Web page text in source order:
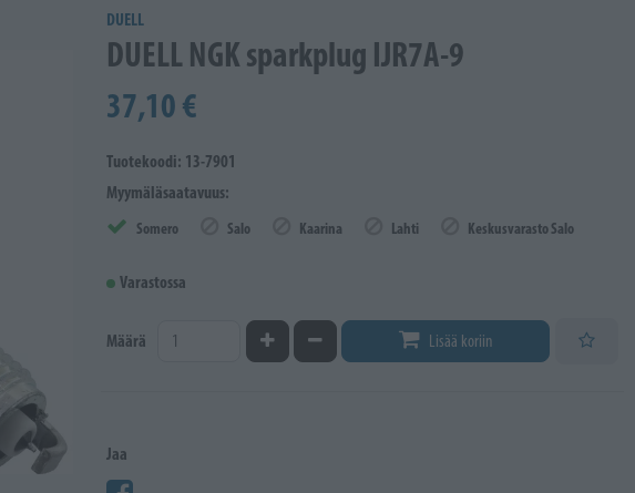
DUELL
DUELL NGK sparkplug IJR7A-9
37,10 €
Tuotekoodi: 13-7901
Myymäläsaatavuus:
Somero Salo Kaarina Lahti Keskusvarasto Salo
Varastossa
Määrä Kasvata määrääVähennä määrää Lisää koriin
Jaa